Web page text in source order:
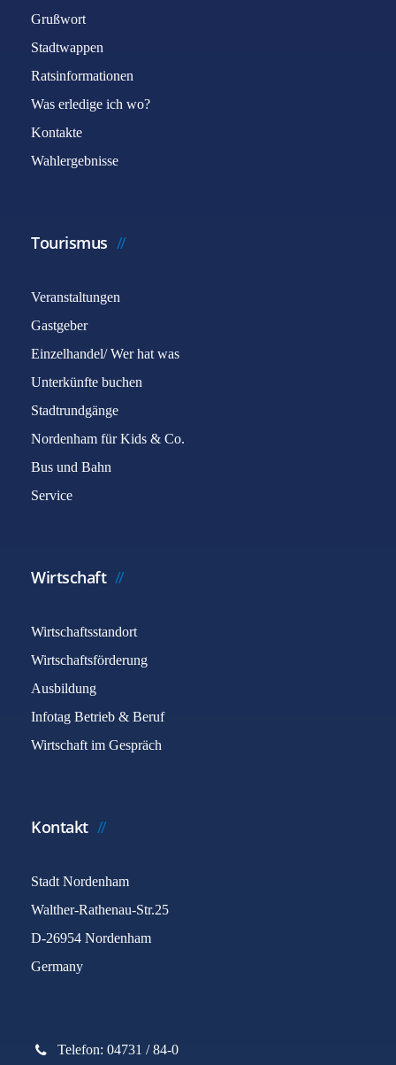
Grußwort
Stadtwappen
Ratsinformationen
Was erledige ich wo?
Kontakte
Wahlergebnisse
Tourismus
Veranstaltungen
Gastgeber
Einzelhandel/ Wer hat was
Unterkünfte buchen
Stadtrundgänge
Nordenham für Kids & Co.
Bus und Bahn
Service
Wirtschaft
Wirtschaftsstandort
Wirtschaftsförderung
Ausbildung
Infotag Betrieb & Beruf
Wirtschaft im Gespräch
Kontakt
Stadt Nordenham
Walther-Rathenau-Str.25
D-26954 Nordenham
Germany
Telefon: 04731 / 84-0